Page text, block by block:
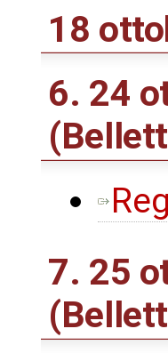
18
6. 24
7. 25